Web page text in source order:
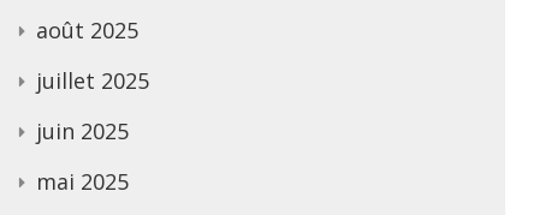
août 2025
juillet 2025
juin 2025
mai 2025